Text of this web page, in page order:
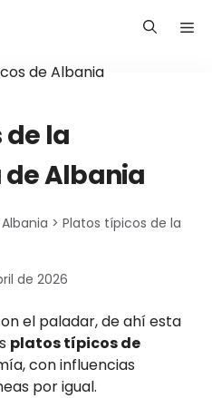
de la
Albania
Albania > Platos típicos de la
de 2026
el paladar, de ahí esta
platos típicos de
con influencias
por igual.